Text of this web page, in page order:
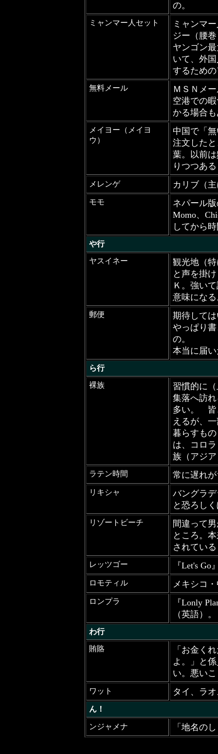
の。
ミャンマー人セット
ミャンマ
ジー（腰
ヤンゴン
いて、外
するため
無料メール
ＭＳＮメ
空港での
かる場合
メイヨー（メイヨ
ウ）
中国で「
注文した
葉。以前
りつつあ
メレンゲ カリブ（
モモ
ネパール
Momo、
してから
や行
ヤスイネー
観光地（
と声を掛
Ｋ。強い
意味にな
郵便
期待して
やっぱり
の。
本当に届
ら行
裸族
習慣的に
集落へ訪
多い。 皆
えるが、
暮らすも
は、コロ
族（アジ
ラテン時間 常に遅れ
リキシャ
バングラ
と恐ろし
リゾートビーチ
間違って
ところ。
されてい
レッツゴー 『Let's
ロモティル メキシコ
ロンプラ
『Lonly
（英語）。
わ行
賄賂
「お金く
よ。」と
い。悪い
ワット タイ、ラ
ん！
ンジャメナ 「地名の